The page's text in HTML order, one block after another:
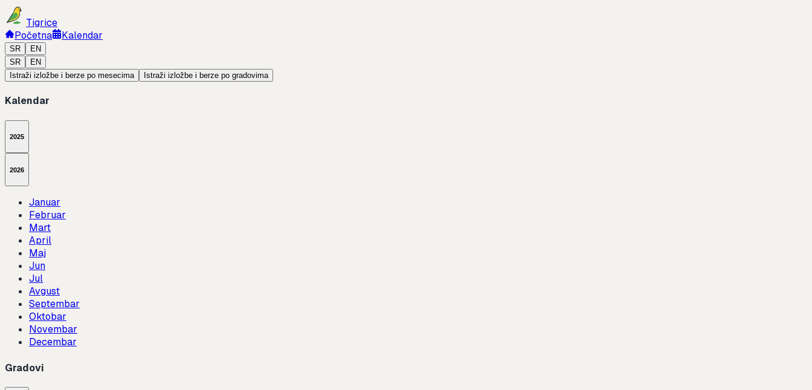
Tigrice
Početna
Kalendar
SR
EN
SR
EN
Istraži izložbe i berze po mesecima
Istraži izložbe i berze po gradovima
Kalendar
2025
2026
Januar
Februar
Mart
April
Maj
Jun
Jul
Avgust
Septembar
Oktobar
Novembar
Decembar
Gradovi